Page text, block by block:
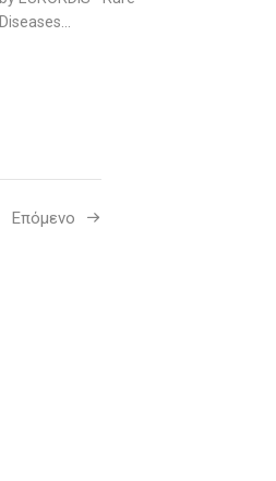
Diseases...
Επόμενο